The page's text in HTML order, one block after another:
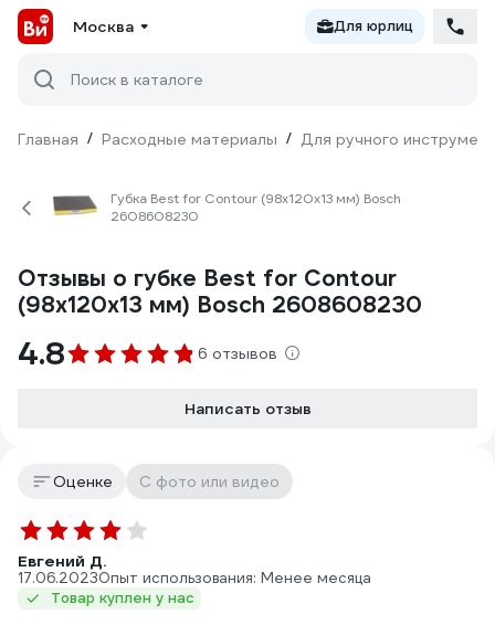
Москва Для юрлиц
Поиск в каталоге
Главная / Расходные материалы / Для ручного
Губка Best for Contour (98х120х13 мм) Bosch
2608608230
Отзывы о губке Best for Contour
(98х120х13 мм) Bosch 2608608230
4.8 6 отзывов
Написать отзыв
Оценке С фото или видео
Евгений Д.
17.06.2023Опыт использования: Менее месяца
Товар куплен у нас